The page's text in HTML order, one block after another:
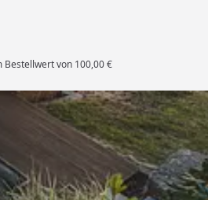
mit Dampfbadfunktion inkl.
Steuergerät (Ofenset 7)
Kompakt-Saunaofen 5,4 kW
mit integrierter Steuerung
von 100,00 €
Shops
4,76/ 5